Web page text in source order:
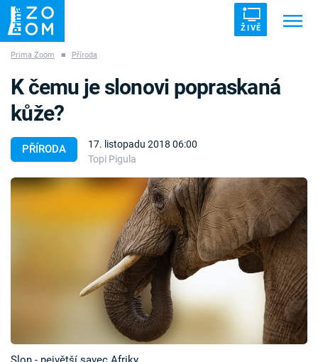
ŽIVĚ
ZÁHADY VETŘELCI DÁVNOVĚKU
Témata
Témata
TV Program
Prima Zoom ■ Příroda
PŘÍRODA
17. listopadu 2018 06:00
Topi Pigula
K čemu je slonovi popraskaná
kůže?